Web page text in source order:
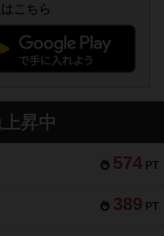
こちら
昇中
574 PT
389 PT